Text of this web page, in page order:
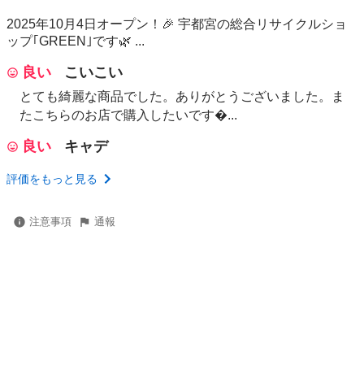
2025年10月4日オープン！🎉 宇都宮の総合リサイクルショ
ップ｢GREEN｣です🌿‬ ...
良い こいこい
とても綺麗な商品でした。ありがとうございました。ま
たこちらのお店で購入したいです...
良い キャデ
評価をもっと見る
注意事項 通報